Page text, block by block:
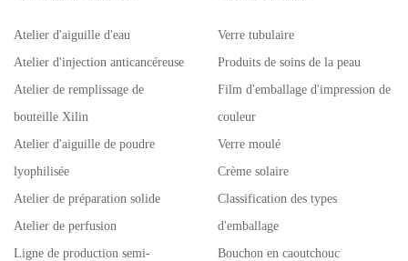
Atelier d'aiguille d'eau
Atelier d'injection anticancéreuse
Atelier de remplissage de
bouteille Xilin
Atelier d'aiguille de poudre
lyophilisée
Atelier de préparation solide
Atelier de perfusion
Ligne de production semi-
Verre tubulaire
Produits de soins de la peau
Film d'emballage d'impression de
couleur
Verre moulé
Crème solaire
Classification des types
d'emballage
Bouchon en caoutchouc